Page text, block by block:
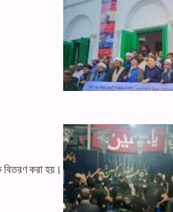
বিতরণ করা হয়।